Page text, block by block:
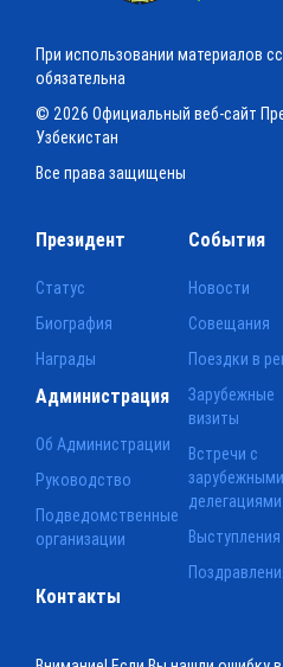
При использовании материалов
обязательна
© 2026 Официальный веб-сайт
Узбекистан
Все права защищены
Президент
Статус
Биография
Награды
События
Новости
Совещания
Поездки в
Зарубежные
визиты
Встречи с
зарубежными
делегациями
Выступления
Администрация
Об Администрации
Руководство
Подведомственные
организации
Контакты